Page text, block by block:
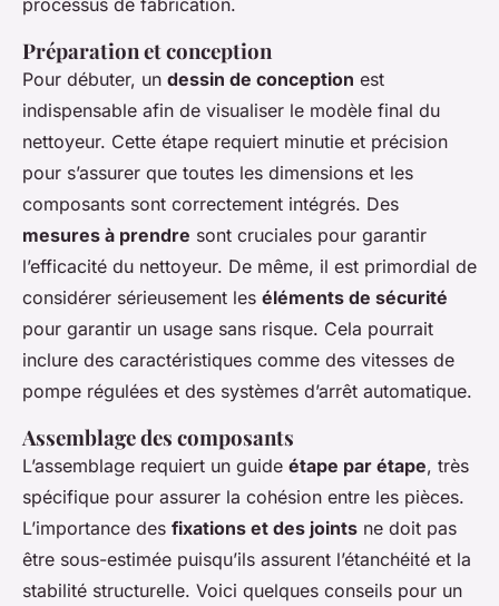
processus de fabrication.
Préparation et conception
Pour débuter, un dessin de conception est
indispensable afin de visualiser le modèle final du
nettoyeur. Cette étape requiert minutie et précision
pour s’assurer que toutes les dimensions et les
composants sont correctement intégrés. Des
mesures à prendre sont cruciales pour garantir
l’efficacité du nettoyeur. De même, il est primordial de
considérer sérieusement les éléments de sécurité
pour garantir un usage sans risque. Cela pourrait
inclure des caractéristiques comme des vitesses de
pompe régulées et des systèmes d’arrêt automatique.
Assemblage des composants
L’assemblage requiert un guide étape par étape, très
spécifique pour assurer la cohésion entre les pièces.
L’importance des fixations et des joints ne doit pas
être sous-estimée puisqu’ils assurent l’étanchéité et la
stabilité structurelle. Voici quelques conseils pour un